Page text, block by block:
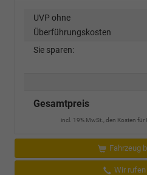
UVP ohne
Überführungskosten
Sie sparen:
Gesamtpreis
incl. 19% MwSt., den Kosten
Fahrzeug
Wir rufen